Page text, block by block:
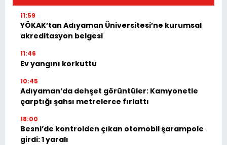
11:59
YÖKAK’tan Adıyaman Üniversitesi’ne kurumsal
akreditasyon belgesi
11:46
Ev yangını korkuttu
10:45
Adıyaman’da dehşet görüntüler: Kamyonetle
çarptığı şahsı metrelerce fırlattı
18:00
Besni’de kontrolden çıkan otomobil şarampole
girdi: 1 yaralı